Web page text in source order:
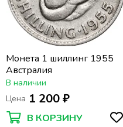
Монета 1 шиллинг 1955
Австралия
В наличии
Цена 1 200 ₽
В КОРЗИНУ